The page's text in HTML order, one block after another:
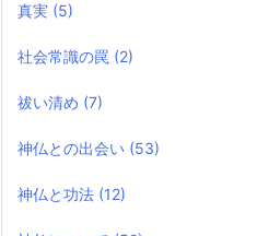
真実 (5)
社会常識の罠 (2)
祓い清め (7)
神仏との出会い (53)
神仏と功法 (12)